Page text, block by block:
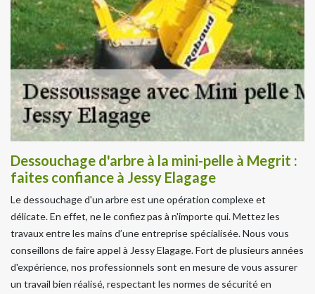
Dessouchage d'arbre à la mini-pelle à Megrit :
faites confiance à Jessy Elagage
Le dessouchage d'un arbre est une opération complexe et
délicate. En effet, ne le confiez pas à n'importe qui. Mettez les
travaux entre les mains d’une entreprise spécialisée. Nous vous
conseillons de faire appel à Jessy Elagage. Fort de plusieurs années
d'expérience, nos professionnels sont en mesure de vous assurer
un travail bien réalisé, respectant les normes de sécurité en